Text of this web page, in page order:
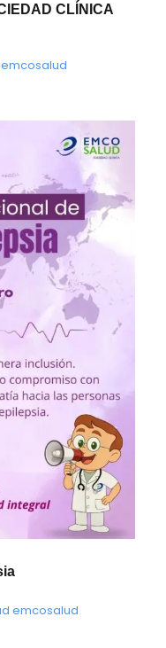
CLÍNICA
emcosalud